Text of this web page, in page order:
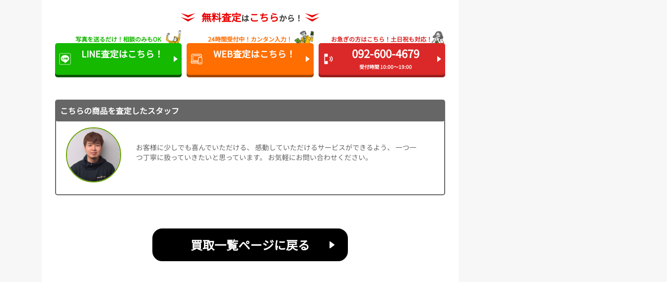
無料査定はこちらから！
写真を送るだけ！相談のみもOK
LINE査定はこちら！
24時間受付中！ カンタン入力！
WEB査定はこちら！
お急ぎの方はこちら！ 土日祝も対応！
092-600-4679
受付時間 10:00～19:00
こちらの商品を査定したスタッフ
お客様に少しでも喜んでいただける、 感動していただけるサービスができるよう、 一つ一
つ丁寧に扱っていきたいと思っています。 お気軽にお問い合わせください。
買取一覧ページに戻る